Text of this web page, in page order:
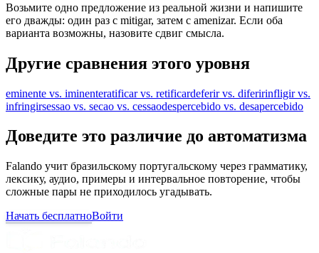
Возьмите одно предложение из реальной жизни и напишите
его дважды: один раз с mitigar, затем с amenizar. Если оба
варианта возможны, назовите сдвиг смысла.
Другие сравнения этого уровня
eminente vs. iminenteratificar vs. retificardeferir vs. diferirinfligir vs.
infringirsessao vs. secao vs. cessaodespercebido vs. desapercebido
Доведите это различие до автоматизма
Falando учит бразильскому португальскому через грамматику,
лексику, аудио, примеры и интервальное повторение, чтобы
сложные пары не приходилось угадывать.
Начать бесплатноВойти